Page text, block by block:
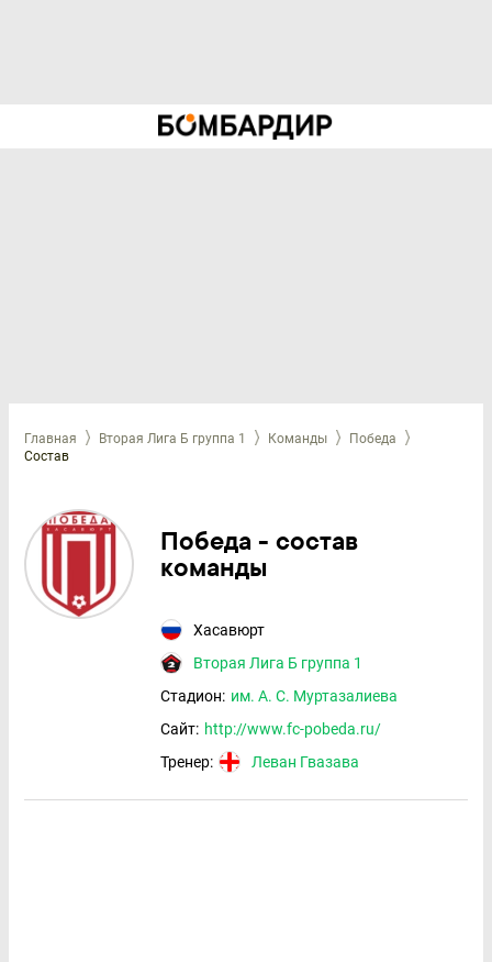
Главная Вторая Лига Б группа 1 Команды
Победа
Состав
Победа - состав
команды
Хасавюрт
Вторая Лига Б группа 1
Стадион: им. А. С. Муртазалиева
Сайт: http://www.fc-pobeda.ru/
Тренер:
Леван Гвазава